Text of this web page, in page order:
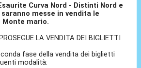
Curva Nord - Distinti Nord e
saranno messe in vendita le
Monte mario.
LA VENDITA DEI BIGLIETTI
fase della vendita dei biglietti
modalità: